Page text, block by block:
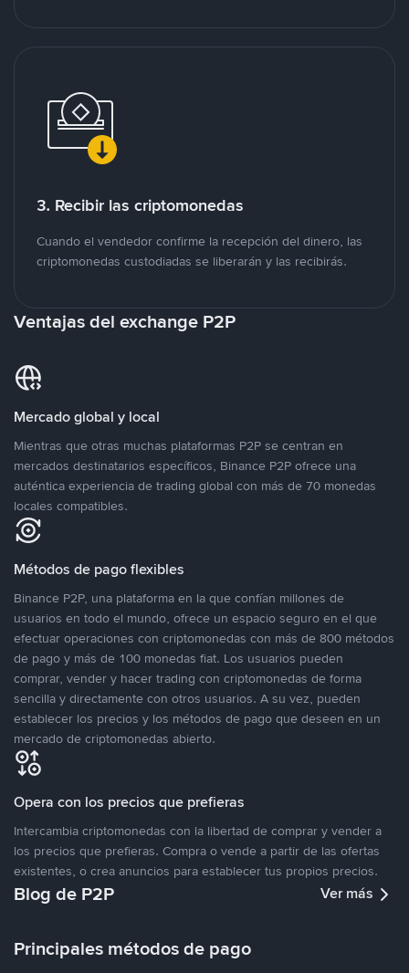
3. Recibir las criptomonedas
Cuando el vendedor confirme la recepción del dinero, las
criptomonedas custodiadas se liberarán y las recibirás.
Ventajas del exchange P2P
Mercado global y local
Mientras que otras muchas plataformas P2P se centran en
mercados destinatarios específicos, Binance P2P ofrece una
auténtica experiencia de trading global con más de 70 monedas
locales compatibles.
Métodos de pago flexibles
Binance P2P, una plataforma en la que confían millones de
usuarios en todo el mundo, ofrece un espacio seguro en el que
efectuar operaciones con criptomonedas con más de 800 métodos
de pago y más de 100 monedas fiat. Los usuarios pueden
comprar, vender y hacer trading con criptomonedas de forma
sencilla y directamente con otros usuarios. A su vez, pueden
establecer los precios y los métodos de pago que deseen en un
mercado de criptomonedas abierto.
Opera con los precios que prefieras
Intercambia criptomonedas con la libertad de comprar y vender a
los precios que prefieras. Compra o vende a partir de las ofertas
existentes, o crea anuncios para establecer tus propios precios.
Blog de P2P Ver más
Principales métodos de pago